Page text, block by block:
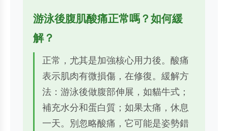
游泳後腹肌酸痛正常嗎？如何緩
解？
正常，尤其是加強核心用力後。酸痛
表示肌肉有微損傷，在修復。緩解方
法：游泳後做腹部伸展，如貓牛式；
補充水分和蛋白質；如果太痛，休息
一天。別忽略酸痛，它可能是姿勢錯